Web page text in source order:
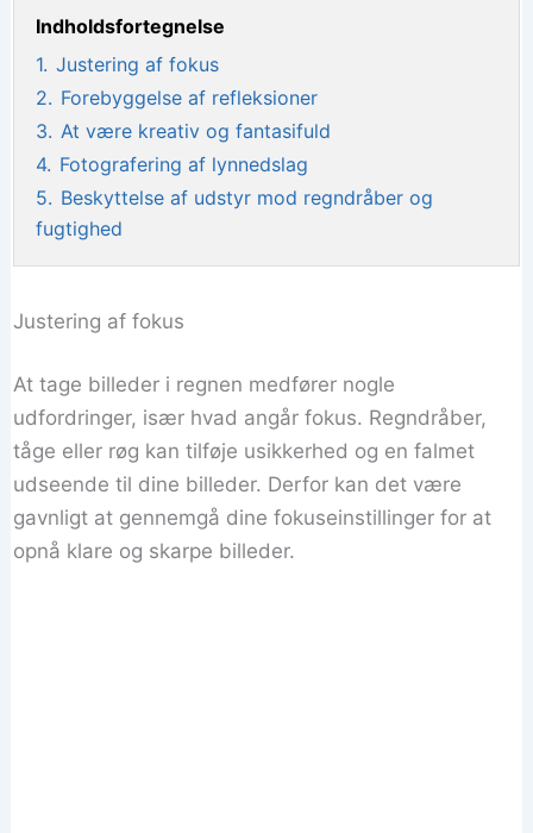
Indholdsfortegnelse
1. Justering af fokus
2. Forebyggelse af refleksioner
3. At være kreativ og fantasifuld
4. Fotografering af lynnedslag
5. Beskyttelse af udstyr mod regndråber og
fugtighed
Justering af fokus
At tage billeder i regnen medfører nogle
udfordringer, især hvad angår fokus. Regndråber,
tåge eller røg kan tilføje usikkerhed og en falmet
udseende til dine billeder. Derfor kan det være
gavnligt at gennemgå dine fokuseinstillinger for at
opnå klare og skarpe billeder.